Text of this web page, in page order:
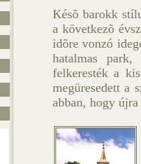
Késõ barokk
a következõ
idõre vonzó
hatalmas park,
felkeresték a
megüresedett a
abban, hogy